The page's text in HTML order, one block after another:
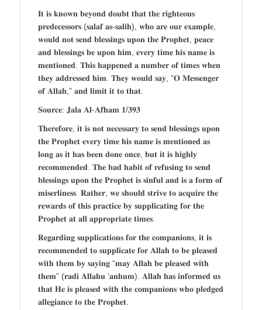
𝐈𝐭 𝐢𝐬 𝐤𝐧𝐨𝐰𝐧 𝐛𝐞𝐲𝐨𝐧𝐝 𝐝𝐨𝐮𝐛𝐭 𝐭𝐡𝐚𝐭 𝐭𝐡𝐞 𝐫𝐢𝐠𝐡𝐭𝐞𝐨𝐮𝐬
𝐩𝐫𝐞𝐝𝐞𝐜𝐞𝐬𝐬𝐨𝐫𝐬 (𝐬𝐚𝐥𝐚𝐟 𝐚𝐬-𝐬𝐚𝐥𝐢𝐡), 𝐰𝐡𝐨 𝐚𝐫𝐞 𝐨𝐮𝐫 𝐞𝐱𝐚𝐦𝐩𝐥𝐞,
𝐰𝐨𝐮𝐥𝐝 𝐧𝐨𝐭 𝐬𝐞𝐧𝐝 𝐛𝐥𝐞𝐬𝐬𝐢𝐧𝐠𝐬 𝐮𝐩𝐨𝐧 𝐭𝐡𝐞 𝐏𝐫𝐨𝐩𝐡𝐞𝐭, 𝐩𝐞𝐚𝐜𝐞
𝐚𝐧𝐝 𝐛𝐥𝐞𝐬𝐬𝐢𝐧𝐠𝐬 𝐛𝐞 𝐮𝐩𝐨𝐧 𝐡𝐢𝐦, 𝐞𝐯𝐞𝐫𝐲 𝐭𝐢𝐦𝐞 𝐡𝐢𝐬 𝐧𝐚𝐦𝐞 𝐢𝐬
𝐦𝐞𝐧𝐭𝐢𝐨𝐧𝐞𝐝. 𝐓𝐡𝐢𝐬 𝐡𝐚𝐩𝐩𝐞𝐧𝐞𝐝 𝐚 𝐧𝐮𝐦𝐛𝐞𝐫 𝐨𝐟 𝐭𝐢𝐦𝐞𝐬 𝐰𝐡𝐞𝐧
𝐭𝐡𝐞𝐲 𝐚𝐝𝐝𝐫𝐞𝐬𝐬𝐞𝐝 𝐡𝐢𝐦. 𝐓𝐡𝐞𝐲 𝐰𝐨𝐮𝐥𝐝 𝐬𝐚𝐲, “𝐎 𝐌𝐞𝐬𝐬𝐞𝐧𝐠𝐞𝐫
𝐨𝐟 𝐀𝐥𝐥𝐚𝐡,” 𝐚𝐧𝐝 𝐥𝐢𝐦𝐢𝐭 𝐢𝐭 𝐭𝐨 𝐭𝐡𝐚𝐭.
𝐒𝐨𝐮𝐫𝐜𝐞: 𝐉𝐚𝐥𝐚 𝐀𝐥-𝐀𝐟𝐡𝐚𝐦 𝟏/𝟑𝟗𝟑
𝐓𝐡𝐞𝐫𝐞𝐟𝐨𝐫𝐞, 𝐢𝐭 𝐢𝐬 𝐧𝐨𝐭 𝐧𝐞𝐜𝐞𝐬𝐬𝐚𝐫𝐲 𝐭𝐨 𝐬𝐞𝐧𝐝 𝐛𝐥𝐞𝐬𝐬𝐢𝐧𝐠𝐬 𝐮𝐩𝐨𝐧
𝐭𝐡𝐞 𝐏𝐫𝐨𝐩𝐡𝐞𝐭 𝐞𝐯𝐞𝐫𝐲 𝐭𝐢𝐦𝐞 𝐡𝐢𝐬 𝐧𝐚𝐦𝐞 𝐢𝐬 𝐦𝐞𝐧𝐭𝐢𝐨𝐧𝐞𝐝 𝐚𝐬
𝐥𝐨𝐧𝐠 𝐚𝐬 𝐢𝐭 𝐡𝐚𝐬 𝐛𝐞𝐞𝐧 𝐝𝐨𝐧𝐞 𝐨𝐧𝐜𝐞, 𝐛𝐮𝐭 𝐢𝐭 𝐢𝐬 𝐡𝐢𝐠𝐡𝐥𝐲
𝐫𝐞𝐜𝐨𝐦𝐦𝐞𝐧𝐝𝐞𝐝. 𝐓𝐡𝐞 𝐛𝐚𝐝 𝐡𝐚𝐛𝐢𝐭 𝐨𝐟 𝐫𝐞𝐟𝐮𝐬𝐢𝐧𝐠 𝐭𝐨 𝐬𝐞𝐧𝐝
𝐛𝐥𝐞𝐬𝐬𝐢𝐧𝐠𝐬 𝐮𝐩𝐨𝐧 𝐭𝐡𝐞 𝐏𝐫𝐨𝐩𝐡𝐞𝐭 𝐢𝐬 𝐬𝐢𝐧𝐟𝐮𝐥 𝐚𝐧𝐝 𝐢𝐬 𝐚 𝐟𝐨𝐫𝐦 𝐨𝐟
𝐦𝐢𝐬𝐞𝐫𝐥𝐢𝐧𝐞𝐬𝐬. 𝐑𝐚𝐭𝐡𝐞𝐫, 𝐰𝐞 𝐬𝐡𝐨𝐮𝐥𝐝 𝐬𝐭𝐫𝐢𝐯𝐞 𝐭𝐨 𝐚𝐜𝐪𝐮𝐢𝐫𝐞 𝐭𝐡𝐞
𝐫𝐞𝐰𝐚𝐫𝐝𝐬 𝐨𝐟 𝐭𝐡𝐢𝐬 𝐩𝐫𝐚𝐜𝐭𝐢𝐜𝐞 𝐛𝐲 𝐬𝐮𝐩𝐩𝐥𝐢𝐜𝐚𝐭𝐢𝐧𝐠 𝐟𝐨𝐫 𝐭𝐡𝐞
𝐏𝐫𝐨𝐩𝐡𝐞𝐭 𝐚𝐭 𝐚𝐥𝐥 𝐚𝐩𝐩𝐫𝐨𝐩𝐫𝐢𝐚𝐭𝐞 𝐭𝐢𝐦𝐞𝐬.
𝐑𝐞𝐠𝐚𝐫𝐝𝐢𝐧𝐠 𝐬𝐮𝐩𝐩𝐥𝐢𝐜𝐚𝐭𝐢𝐨𝐧𝐬 𝐟𝐨𝐫 𝐭𝐡𝐞 𝐜𝐨𝐦𝐩𝐚𝐧𝐢𝐨𝐧𝐬, 𝐢𝐭 𝐢𝐬
𝐫𝐞𝐜𝐨𝐦𝐦𝐞𝐧𝐝𝐞𝐝 𝐭𝐨 𝐬𝐮𝐩𝐩𝐥𝐢𝐜𝐚𝐭𝐞 𝐟𝐨𝐫 𝐀𝐥𝐥𝐚𝐡 𝐭𝐨 𝐛𝐞 𝐩𝐥𝐞𝐚𝐬𝐞𝐝
𝐰𝐢𝐭𝐡 𝐭𝐡𝐞𝐦 𝐛𝐲 𝐬𝐚𝐲𝐢𝐧𝐠 “𝐦𝐚𝐲 𝐀𝐥𝐥𝐚𝐡 𝐛𝐞 𝐩𝐥𝐞𝐚𝐬𝐞𝐝 𝐰𝐢𝐭𝐡
𝐭𝐡𝐞𝐦” (𝐫𝐚𝐝𝐢 𝐀𝐥𝐥𝐚𝐡𝐮 ‘𝐚𝐧𝐡𝐮𝐦). 𝐀𝐥𝐥𝐚𝐡 𝐡𝐚𝐬 𝐢𝐧𝐟𝐨𝐫𝐦𝐞𝐝 𝐮𝐬
𝐭𝐡𝐚𝐭 𝐇𝐞 𝐢𝐬 𝐩𝐥𝐞𝐚𝐬𝐞𝐝 𝐰𝐢𝐭𝐡 𝐭𝐡𝐞 𝐜𝐨𝐦𝐩𝐚𝐧𝐢𝐨𝐧𝐬 𝐰𝐡𝐨 𝐩𝐥𝐞𝐝𝐠𝐞𝐝
𝐚𝐥𝐥𝐞𝐠𝐢𝐚𝐧𝐜𝐞 𝐭𝐨 𝐭𝐡𝐞 𝐏𝐫𝐨𝐩𝐡𝐞𝐭.